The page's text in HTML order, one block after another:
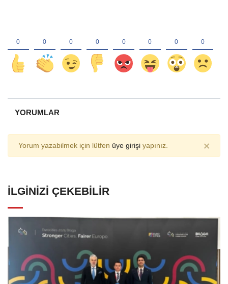
YORUMLAR
Yorum yazabilmek için lütfen üye girişi yapınız. ×
İLGINIZI ÇEKEBILIR